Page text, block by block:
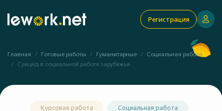
Регистрация
Главная Готовые работы Гуманитарные
Социальная работа
Суицид в социальной работе зарубежья
Курсовая работа Социальная работа